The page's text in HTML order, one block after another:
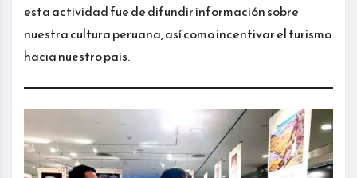
esta actividad fue de difundir información sobre
nuestra cultura peruana, así como incentivar el turismo
hacia nuestro país.